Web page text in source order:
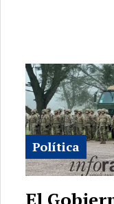
El
Política